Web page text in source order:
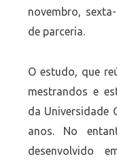
novembro,
de parceria.
O estudo, que
mestrandos e
da Universidade
anos. No
desenvolvido